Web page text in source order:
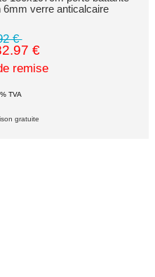
verre anticalcaire
€
€
remise
avec 20% TVA
gratuite